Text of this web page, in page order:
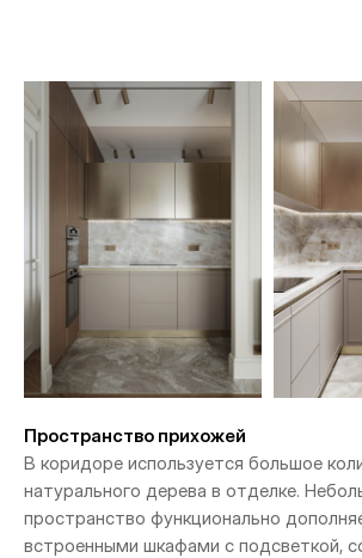
Пространство прихожей
В коридоре используется большое
натурального дерева в отделке.
пространство функционально
встроенными шкафами с подсветкой,